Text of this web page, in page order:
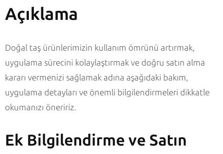
Açıklama
Doğal taş ürünlerimizin kullanım ömrünü artırmak,
uygulama sürecini kolaylaştırmak ve doğru satın alma
kararı vermenizi sağlamak adına aşağıdaki bakım,
uygulama detayları ve önemli bilgilendirmeleri dikkatle
okumanızı öneririz.
Ek Bilgilendirme ve Satın